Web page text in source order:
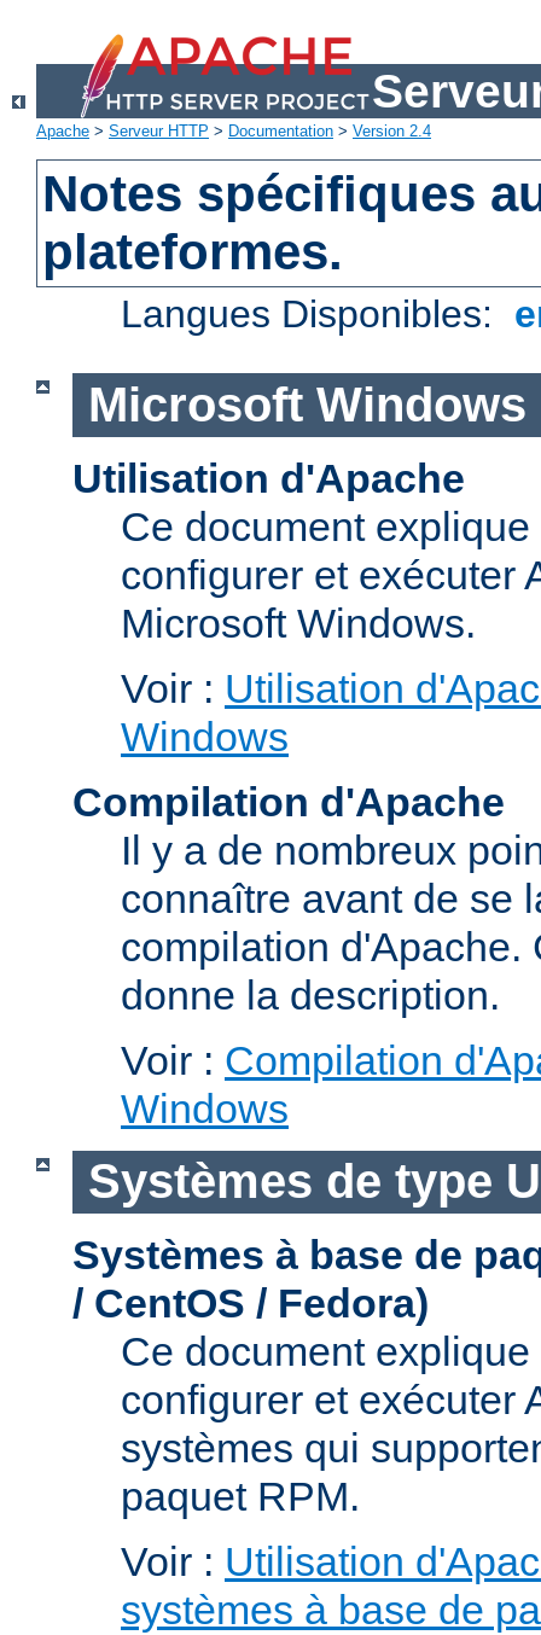
Apache > Serveur HTTP > Documentation > Version 2.4
Notes spécifiques
plateformes.
Langues Disponibles:
Microsoft Windows
Utilisation d'Apache
Ce document
configurer et exécuter
Microsoft Windows.
Voir : Utilisation
Windows
Compilation d'Apache
Il y a de nombreux
connaître avant de se
compilation d'Apache.
donne la description.
Voir : Compilation
Windows
Systèmes de type
Systèmes à base de
/ CentOS / Fedora)
Ce document
configurer et exécuter
systèmes qui
paquet RPM.
Voir : Utilisation
systèmes à base de